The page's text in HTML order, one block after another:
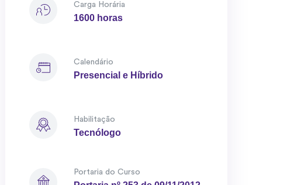
Carga Horária
1600 horas
Calendário
Presencial e Híbrido
Habilitação
Tecnólogo
Portaria do Curso